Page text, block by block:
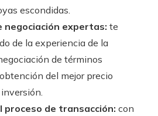
escondidas.
negociación expertas: te
de la experiencia de la
de términos
del mejor precio
proceso de transacción: con